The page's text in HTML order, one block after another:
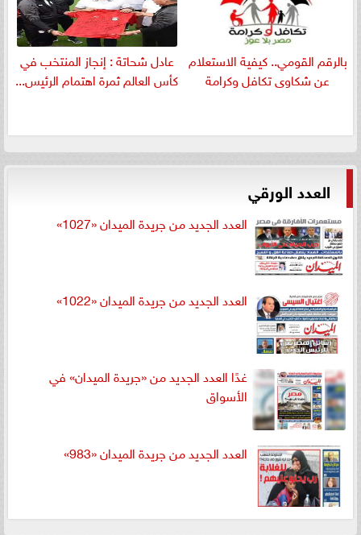
بالرقم القومي.. كيفية الاستعلام
عن شكاوى تكافل وكرامة
عادل شحاتة : إنجاز المنتخب في
كأس العالم ثمرة اهتمام الرئيس...
العدد الورقي
العدد الجديد من جريدة الميدان «1027»
العدد الجديد من جريدة الميدان «1022»
غدًا العدد الجديد من «جريدة الميدان» في
الأسواق
العدد الجديد من جريدة الميدان «983»